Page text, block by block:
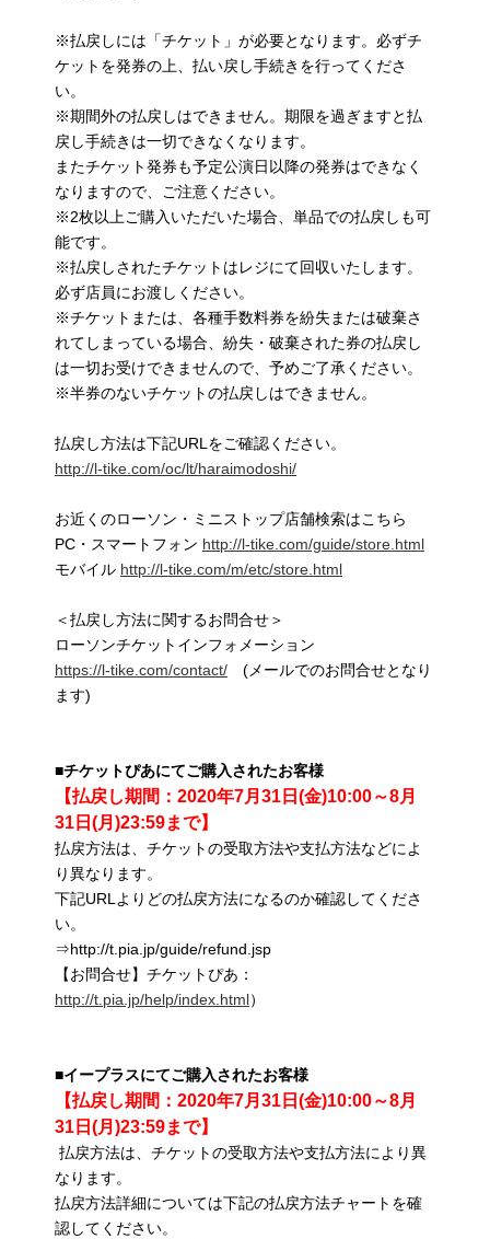
※払戻しには「チケット」が必要となります。必ずチ
ケットを発券の上、払い戻し手続きを行ってくださ
い。
※期間外の払戻しはできません。期限を過ぎますと払
戻し手続きは一切できなくなります。
またチケット発券も予定公演日以降の発券はできなく
なりますので、ご注意ください。
※2枚以上ご購入いただいた場合、単品での払戻しも可
能です。
※払戻しされたチケットはレジにて回収いたします。
必ず店員にお渡しください。
※チケットまたは、各種手数料券を紛失または破棄さ
れてしまっている場合、紛失・破棄された券の払戻し
は一切お受けできませんので、予めご了承ください。
※半券のないチケットの払戻しはできません。
払戻し方法は下記URLをご確認ください。
http://l-tike.com/oc/lt/haraimodoshi/
お近くのローソン・ミニストップ店舗検索はこちら
PC・スマートフォン http://l-tike.com/guide/store.html
モバイル http://l-tike.com/m/etc/store.html
＜払戻し方法に関するお問合せ＞
ローソンチケットインフォメーション
https://l-tike.com/contact/ (メールでのお問合せとなり
ます)
■チケットぴあにてご購入されたお客様
【払戻し期間：2020年7月31日(金)10:00～8月
31日(月)23:59まで】
払戻方法は、チケットの受取方法や支払方法などによ
り異なります。
下記URLよりどの払戻方法になるのか確認してくださ
い。
⇒http://t.pia.jp/guide/refund.jsp
【お問合せ】チケットぴあ：
http://t.pia.jp/help/index.html）
■イープラスにてご購入されたお客様
【払戻し期間：2020年7月31日(金)10:00～8月
31日(月)23:59まで】
払戻方法は、チケットの受取方法や支払方法により異
なります。
払戻方法詳細については下記の払戻方法チャートを確
認してください。